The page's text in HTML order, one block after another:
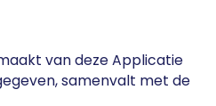
van deze Applicatie
samenvalt met de